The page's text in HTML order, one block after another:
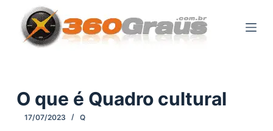
pO que é Quadro cultural
17/07/2023 Q